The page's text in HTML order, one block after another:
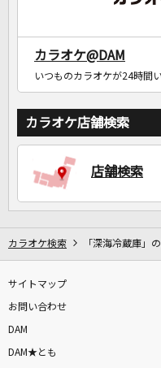
カラオケ@DAM
いつものカラオケが24時間
カラオケ店舗検索
店舗検索
カラオケ検索 「深海冷蔵庫」
サイトマップ
お問い合わせ
DAM
DAM★とも